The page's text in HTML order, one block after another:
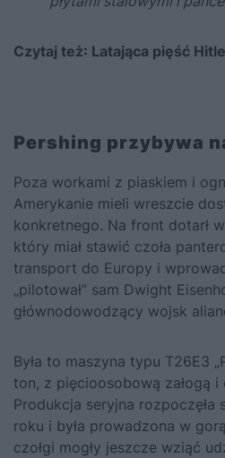
Czytaj też: Latająca pięść
Pershing przybywa
Poza workami z piaskiem i
Amerykanie mieli wreszcie
konkretnego. Na front dotarł
który miał stawić czoła
transport do Europy i
„pilotował” sam Dwight
głównodowodzący wojsk
Była to maszyna typu T26E3
ton, z pięcioosobową załogą i
Produkcja seryjna rozpoczęła
roku i była prowadzona w
czołgi mogły jeszcze wziąć